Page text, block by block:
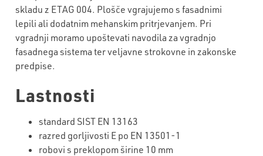
skladu z ETAG 004. Plošče vgrajujemo s fasadnimi
lepili ali dodatnim mehanskim pritrjevanjem. Pri
vgradnji moramo upoštevati navodila za vgradnjo
fasadnega sistema ter veljavne strokovne in zakonske
predpise.
Lastnosti
standard SIST EN 13163
razred gorljivosti E po EN 13501-1
robovi s preklopom širine 10 mm